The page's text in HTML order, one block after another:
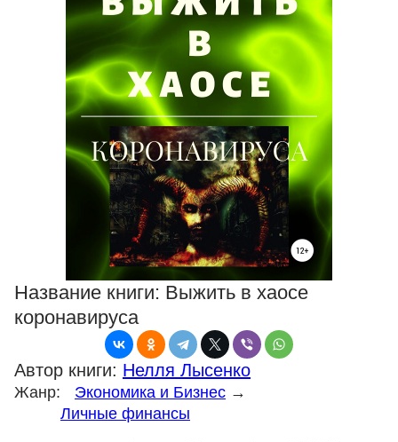
Название книги: Выжить в хаосе
коронавируса
Автор книги: Нелля Лысенко
Жанр: Экономика и Бизнес →
Личные финансы